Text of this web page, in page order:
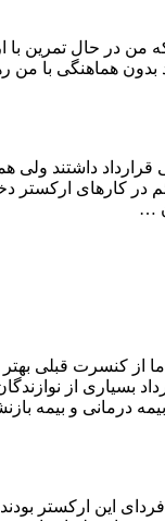
در حال تمرین با
هماهنگی با
قرارداد داشتند
…
کنسرت قبلی
بسیاری از
و مسئله حقوق
ما و امیدهای فردای